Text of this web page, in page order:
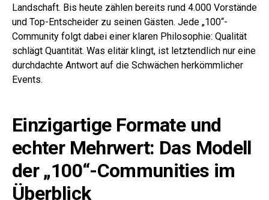
Landschaft. Bis heute zählen bereits rund 4.000 Vorstände
und Top-Entscheider zu seinen Gästen. Jede „100“-
Community folgt dabei einer klaren Philosophie: Qualität
schlägt Quantität. Was elitär klingt, ist letztendlich nur eine
durchdachte Antwort auf die Schwächen herkömmlicher
Events.
Einzigartige Formate und
echter Mehrwert: Das Modell
der „100“-Communities im
Überblick